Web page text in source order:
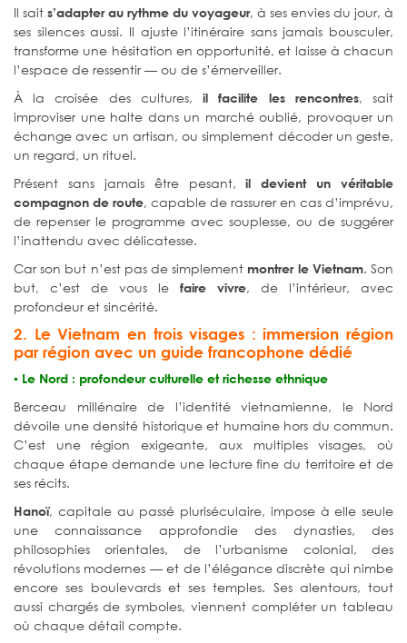
Il sait s’adapter au rythme du voyageur, à ses envies du jour, à
ses silences aussi. Il ajuste l’itinéraire sans jamais bousculer,
transforme une hésitation en opportunité, et laisse à chacun
l’espace de ressentir — ou de s’émerveiller.
À la croisée des cultures,il facilite les rencontres, sait
improviser une halte dans un marché oublié, provoquer un
échange avec un artisan, ou simplement décoder un geste,
un regard, un rituel.
Présent sans jamais être pesant,il devient un véritable
compagnon de route, capable de rassurer en cas d’imprévu,
de repenser le programme avec souplesse, ou de suggérer
l’inattendu avec délicatesse.
Car son but n’est pas de simplement montrer le Vietnam. Son
but, c’est de vous le faire vivre, de l’intérieur, avec
profondeur et sincérité.
2. Le Vietnam en trois visages : immersion région
par région avec un guide francophone dédié
▪️ Le Nord : profondeur culturelle et richesse ethnique
Berceau millénaire de l’identité vietnamienne, le Nord
dévoile une densité historique et humaine hors du commun.
C’est une région exigeante, aux multiples visages, où
chaque étape demande une lecture fine du territoire et de
ses récits.
Hanoï, capitale au passé pluriséculaire, impose à elle seule
une connaissance approfondie des dynasties, des
philosophies orientales, de l’urbanisme colonial, des
révolutions modernes — et de l’élégance discrète qui nimbe
encore ses boulevards et ses temples. Ses alentours, tout
aussi chargés de symboles, viennent compléter un tableau
où chaque détail compte.